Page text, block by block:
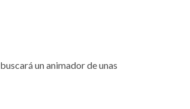
buscará un animador de unas